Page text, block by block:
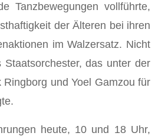
Tanzbewegungen vollführte,
der Älteren bei ihren
im Walzersatz. Nicht
Staatsorchester, das unter der
Ringborg und Yoel Gamzou für
heute, 10 und 18 Uhr,